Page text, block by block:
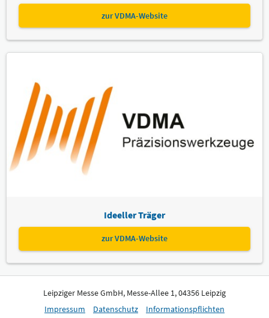
zur VDMA-Website
Ideeller Träger
zur VDMA-Website
Leipziger Messe GmbH, Messe-Allee 1, 04356 Leipzig
Impressum
Datenschutz Informationspflichten